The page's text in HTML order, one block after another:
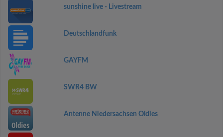
sunshine live - Livestream
Deutschlandfunk
GAYFM
SWR4 BW
Antenne Niedersachsen Oldies